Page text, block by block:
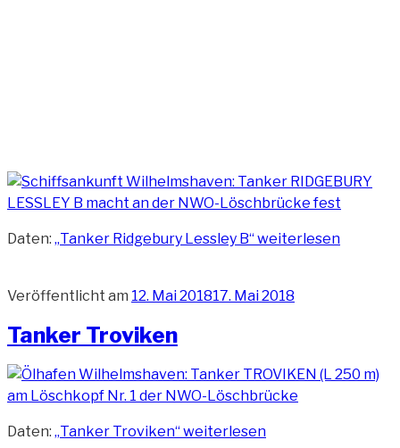
Daten: „Tanker Ridgebury Lessley B“weiterlesen
Veröffentlicht am 12. Mai 201817. Mai 2018
Tanker Troviken
Daten: „Tanker Troviken“weiterlesen